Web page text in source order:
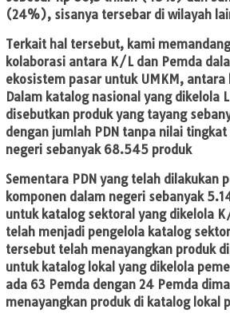
(24%), sisanya tersebar di wilayah
Terkait hal tersebut, kami
kolaborasi antara K/L dan Pemda
ekosistem pasar untuk UMKM,
Dalam katalog nasional yang dikelola
disebutkan produk yang tayang
dengan jumlah PDN tanpa nilai
negeri sebanyak 68.545 produk
Sementara PDN yang telah dilakukan
komponen dalam negeri sebanyak
untuk katalog sektoral yang dikelola
telah menjadi pengelola katalog
tersebut telah menayangkan produk
untuk katalog lokal yang dikelola
ada 63 Pemda dengan 24 Pemda
menayangkan produk di katalog lokal